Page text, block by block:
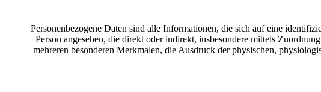
Personenbezogene Daten sind alle Informationen, die sich auf eine
Person angesehen, die direkt oder indirekt, insbesondere mittels
mehreren besonderen Merkmalen, die Ausdruck der physischen,